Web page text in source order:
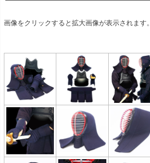
画像をクリックすると拡大画像が表示されます。